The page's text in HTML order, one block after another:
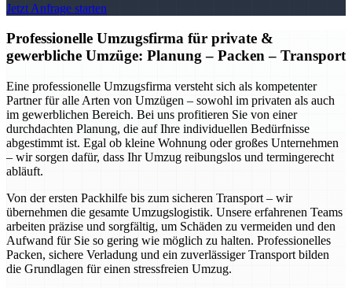
Jetzt Anfrage starten
Professionelle Umzugsfirma für private &
gewerbliche Umzüge: Planung – Packen – Transport
Eine professionelle Umzugsfirma versteht sich als kompetenter
Partner für alle Arten von Umzügen – sowohl im privaten als auch
im gewerblichen Bereich. Bei uns profitieren Sie von einer
durchdachten Planung, die auf Ihre individuellen Bedürfnisse
abgestimmt ist. Egal ob kleine Wohnung oder großes Unternehmen
– wir sorgen dafür, dass Ihr Umzug reibungslos und termingerecht
abläuft.
Von der ersten Packhilfe bis zum sicheren Transport – wir
übernehmen die gesamte Umzugslogistik. Unsere erfahrenen Teams
arbeiten präzise und sorgfältig, um Schäden zu vermeiden und den
Aufwand für Sie so gering wie möglich zu halten. Professionelles
Packen, sichere Verladung und ein zuverlässiger Transport bilden
die Grundlagen für einen stressfreien Umzug.